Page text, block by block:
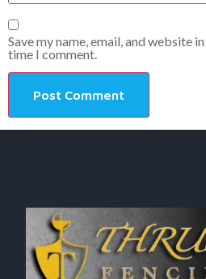
Save my name, email, and website
time I comment.